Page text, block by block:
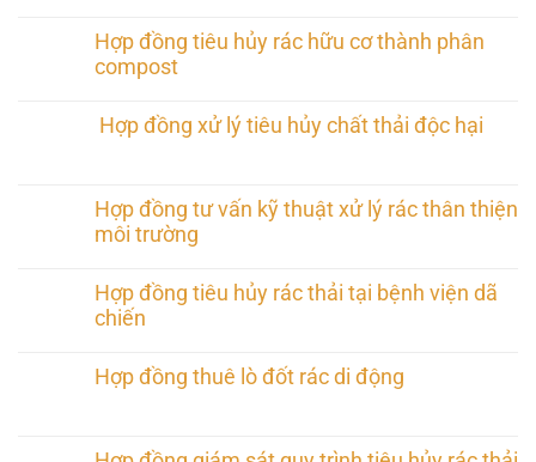
Hợp đồng tiêu hủy rác hữu cơ thành phân
compost
Hợp đồng xử lý tiêu hủy chất thải độc hại
Hợp đồng tư vấn kỹ thuật xử lý rác thân thiện
môi trường
Hợp đồng tiêu hủy rác thải tại bệnh viện dã
chiến
Hợp đồng thuê lò đốt rác di động